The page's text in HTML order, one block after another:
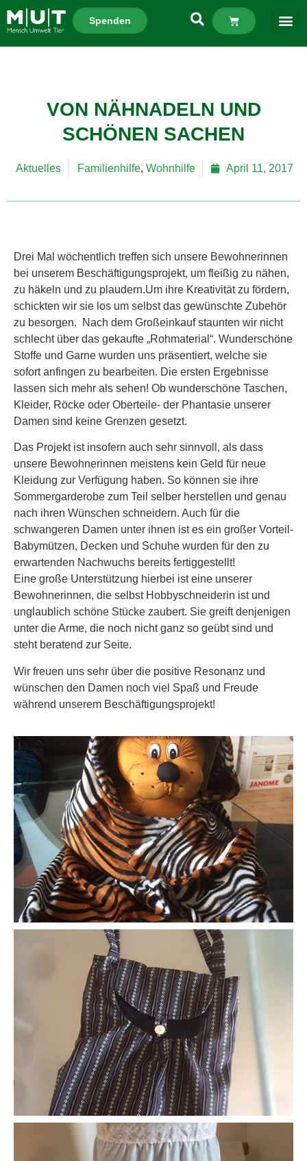
Spenden
VON NÄHNADELN UND
SCHÖNEN SACHEN
Aktuelles Familienhilfe, Wohnhilfe April 11, 2017
Drei Mal wöchentlich treffen sich unsere Bewohnerinnen
bei unserem Beschäftigungsprojekt, um fleißig zu nähen,
zu häkeln und zu plaudern.Um ihre Kreativität zu fördern,
schickten wir sie los um selbst das gewünschte Zubehör
zu besorgen. Nach dem Großeinkauf staunten wir nicht
schlecht über das gekaufte „Rohmaterial“. Wunderschöne
Stoffe und Garne wurden uns präsentiert, welche sie
sofort anfingen zu bearbeiten. Die ersten Ergebnisse
lassen sich mehr als sehen! Ob wunderschöne Taschen,
Kleider, Röcke oder Oberteile- der Phantasie unserer
Damen sind keine Grenzen gesetzt.
Das Projekt ist insofern auch sehr sinnvoll, als dass
unsere Bewohnerinnen meistens kein Geld für neue
Kleidung zur Verfügung haben. So können sie ihre
Sommergarderobe zum Teil selber herstellen und genau
nach ihren Wünschen schneidern. Auch für die
schwangeren Damen unter ihnen ist es ein großer Vorteil-
Babymützen, Decken und Schuhe wurden für den zu
erwartenden Nachwuchs bereits fertiggestellt!
Eine große Unterstützung hierbei ist eine unserer
Bewohnerinnen, die selbst Hobbyschneiderin ist und
unglaublich schöne Stücke zaubert. Sie greift denjenigen
unter die Arme, die noch nicht ganz so geübt sind und
steht beratend zur Seite.
Wir freuen uns sehr über die positive Resonanz und
wünschen den Damen noch viel Spaß und Freude
während unserem Beschäftigungsprojekt!